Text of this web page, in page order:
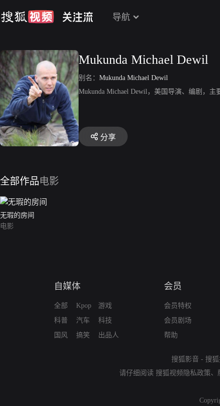
导航
Mukunda Michael Dewil
别名： Mukunda Michael Dewil
Mukunda Michael Dewil，美国导演、编剧，主
分享
全部作品电影
无瑕的房间
电影
自媒体
全部
科普
国风
Kpop
汽车
搞笑
游戏
科技
出品人
会员
会员特权
会员剧场
帮助
搜狐影音 - 搜
请仔细阅读 搜狐视频隐私政策、